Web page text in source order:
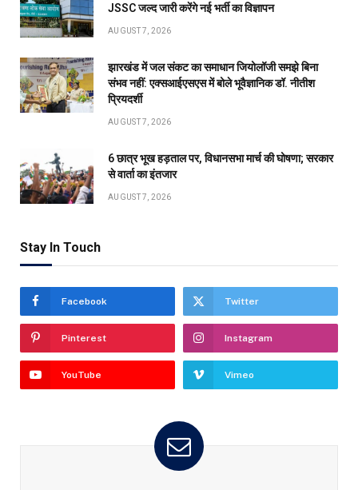
JSSC जल्द जारी करेंगे नई भर्ती का विज्ञापन
AUGUST 7, 2026
झारखंड में जल संकट का समाधान जियोलॉजी समझे बिना
संभव नहीं: एक्सआईएसएस में बोले भूवैज्ञानिक डॉ. नीतीश
प्रियदर्शी
AUGUST 7, 2026
6 छात्र भूख हड़ताल पर, विधानसभा मार्च की घोषणा; सरकार
से वार्ता का इंतजार
AUGUST 7, 2026
Stay In Touch
Facebook Twitter
Pinterest Instagram
YouTube Vimeo